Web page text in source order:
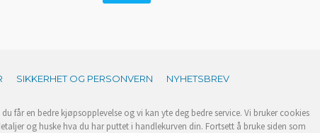
SIKKERHET OG PERSONVERN NYHETSBREV
får en bedre kjøpsopplevelse og vi kan yte deg bedre service. Vi bruker cookies
og huske hva du har puttet i handlekurven din. Fortsett å bruke siden som